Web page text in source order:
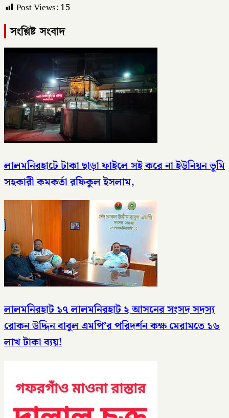
Post Views: 15
সংশ্লিষ্ট সংবাদ
লালমনিরহাটে টাকা ছাড়া ফাইলে সই করে না ইউনিয়ন ভূমি
সহকারী কমকর্তা রফিকুল ইসলাম,
লালমনিরহাট ১৭ লালমনিরহাট ২ আসনের সংসদ সদস্য
রোকন উদ্দিন বাবুল এমপি’র পরিদর্শন কক্ষ মেরামতে ১৬
লাখ টাকা ব্যয়!